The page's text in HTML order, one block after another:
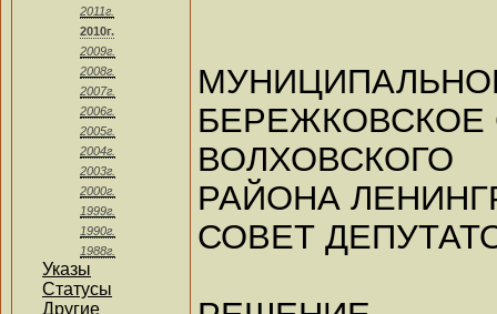
2011г.
2010г.
2009г.
2008г.
2007г.
2006г.
2005г.
2004г.
2003г.
2000г.
1999г.
1990г.
1988г.
Указы
Статусы
Другие
БЕРЕЖКОВСКОЕ
РАЙОНА
СОВЕТ